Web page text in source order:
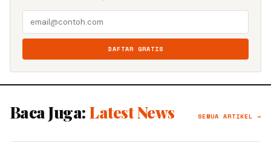
DAFTAR GRATIS
Baca Juga: Latest News SEMUA ARTIKEL →